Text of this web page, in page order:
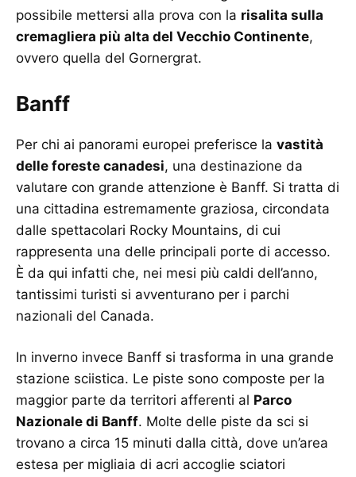
possibile mettersi alla prova con la risalita sulla
cremagliera più alta del Vecchio Continente,
ovvero quella del Gornergrat.
Banff
Per chi ai panorami europei preferisce la vastità
delle foreste canadesi, una destinazione da
valutare con grande attenzione è Banff. Si tratta di
una cittadina estremamente graziosa, circondata
dalle spettacolari Rocky Mountains, di cui
rappresenta una delle principali porte di accesso.
È da qui infatti che, nei mesi più caldi dell’anno,
tantissimi turisti si avventurano per i parchi
nazionali del Canada.
In inverno invece Banff si trasforma in una grande
stazione sciistica. Le piste sono composte per la
maggior parte da territori afferenti al Parco
Nazionale di Banff. Molte delle piste da sci si
trovano a circa 15 minuti dalla città, dove un’area
estesa per migliaia di acri accoglie sciatori